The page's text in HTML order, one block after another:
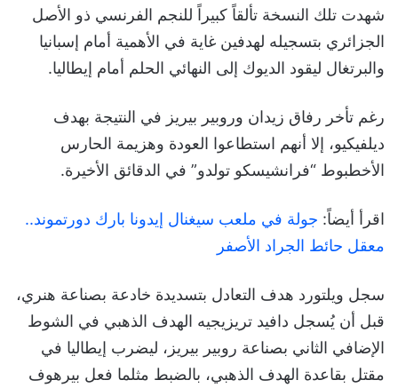
شهدت تلك النسخة تألقاً كبيراً للنجم الفرنسي ذو الأصل
الجزائري بتسجيله لهدفين غاية في الأهمية أمام إسبانيا
والبرتغال ليقود الديوك إلى النهائي الحلم أمام إيطاليا.
رغم تأخر رفاق زيدان وروبير بيريز في النتيجة بهدف
ديلفيكيو، إلا أنهم استطاعوا العودة وهزيمة الحارس
الأخطبوط “فرانشيسكو تولدو” في الدقائق الأخيرة.
اقرأ أيضاً: جولة في ملعب سيغنال إيدونا بارك دورتموند..
معقل حائط الجراد الأصفر
سجل ويلتورد هدف التعادل بتسديدة خادعة بصناعة هنري،
قبل أن يُسجل دافيد تريزيجيه الهدف الذهبي في الشوط
الإضافي الثاني بصناعة روبير بيريز، ليضرب إيطاليا في
مقتل بقاعدة الهدف الذهبي، بالضبط مثلما فعل بيرهوف